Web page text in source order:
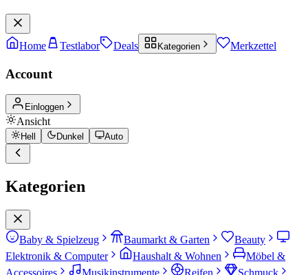
Home Testlabor Deals Kategorien Merkzettel
Account
Einloggen
Ansicht
Hell Dunkel Auto
Kategorien
Baby & Spielzeug Baumarkt & Garten
Beauty
Elektronik & Computer
Haushalt & Wohnen
Möbel &
Accessoires
Musikinstrumente Reifen
Schmuck